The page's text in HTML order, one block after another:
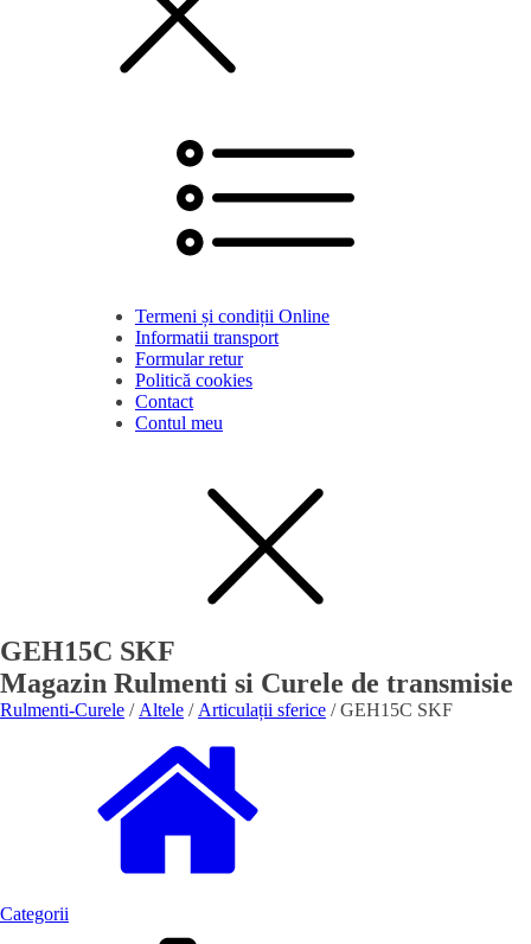
Termeni și condiții Online
Informatii transport
Formular retur
Politică cookies
Contact
Contul meu
GEH15C SKF
Magazin Rulmenti si Curele de transmisie
Rulmenti-Curele / Altele / Articulații sferice / GEH15C SKF
Categorii